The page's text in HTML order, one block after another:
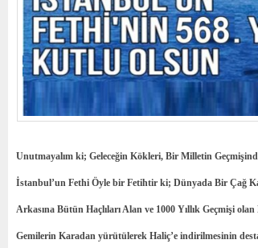
Unutmayalım ki; Geleceğin Kökleri, Bir Milletin
İstanbul’un Fethi Öyle bir Fetihtir ki; Dünyada Bir Çağ
Arkasına Bütün Haçlıları Alan ve 1000 Yıllık Geçmişi
Gemilerin Karadan yürütülerek Haliç’e indirilmesinin